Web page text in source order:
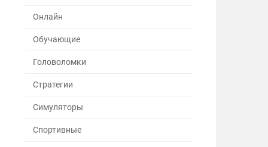
Онлайн
Обучающие
Головоломки
Стратегии
Симуляторы
Спортивные